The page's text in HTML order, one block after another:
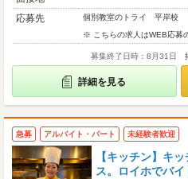
応募先
個別教室のトライ 平岸校
※ こちらの求人はWEB応募
募集終了日時：8月31日
詳細を見る
急募 アルバイト・パート 未経験者歓迎
【キッチン】キ
ス。ロイホでバ